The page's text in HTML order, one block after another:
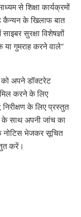
से शिक्षा कार्यक्रमों
के खिलाफ बात
सुरक्षा विशेषज्ञों
या गुमराह करने वाले”
को अपने डॉक्टरेट
करने के लिए
के लिए प्रस्तुत
के साथ अपनी जांच का
नोटिस भेजकर सूचित
करें।